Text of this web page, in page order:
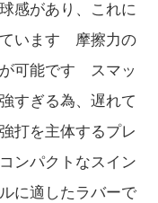
感があり、これに
ています 摩擦力の
可能です スマッ
すぎる為、遅れて
打を主体するプレ
ンパクトなスイン
に適したラバーで